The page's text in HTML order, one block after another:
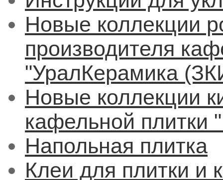
Новые коллекции
производителя
"УралКерамика
Новые коллекции
кафельной плитки
Напольная плитка
Клеи для плитки и